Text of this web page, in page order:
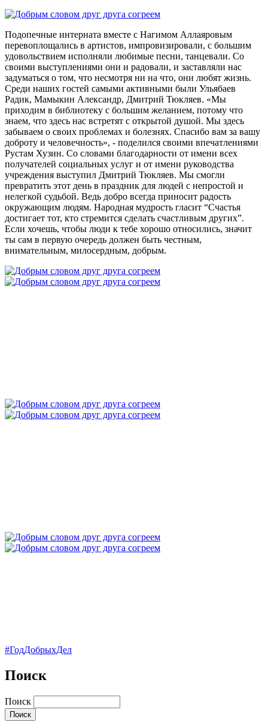
Подопечные интерната вместе с Нагимом Аллаяровым
перевоплощались в артистов, импровизировали, с большим
удовольствием исполняли любимые песни, танцевали. Со
своими выступлениями они и радовали, и заставляли нас
задуматься о том, что несмотря ни на что, они любят жизнь.
Среди наших гостей самыми активными были Ульябаев
Радик, Мамыкин Александр, Дмитрий Тюкляев. «Мы
приходим в библиотеку с большим желанием, потому что
знаем, что здесь нас встретят с открытой душой. Мы здесь
забываем о своих проблемах и болезнях. Спасибо вам за вашу
доброту и человечность», - поделился своими впечатлениями
Рустам Хузин. Со словами благодарности от имени всех
получателей социальных услуг и от имени руководства
учреждения выступил Дмитрий Тюкляев. Мы смогли
превратить этот день в праздник для людей с непростой и
нелегкой судьбой. Ведь добро всегда приносит радость
окружающим людям. Народная мудрость гласит “Счастья
достигает тот, кто стремится сделать счастливым других”.
Если хочешь, чтобы люди к тебе хорошо относились, значит
ты сам в первую очередь должен быть честным,
внимательным, милосердным, добрым.
#ГодДобрыхДел
Поиск
Поиск